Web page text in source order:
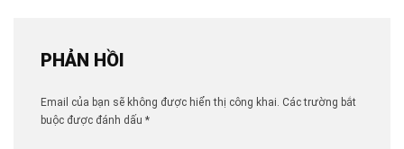
PHẢN HỒI
Email của bạn sẽ không được hiển thị công khai. Các trường bắt
buộc được đánh dấu *